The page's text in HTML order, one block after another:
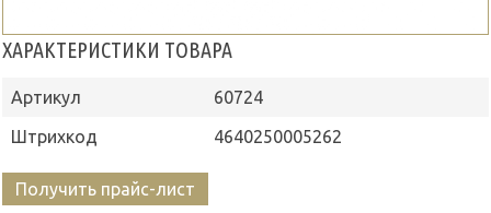
ХАРАКТЕРИСТИКИ ТОВАРА
Артикул
60724
Штрихкод
4640250005262
Получить прайс-лист